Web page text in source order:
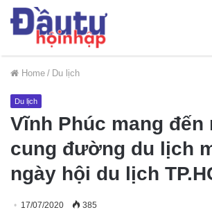
Home / Du lịch
Du lịch
Vĩnh Phúc mang đến
cung đường du lịch
ngày hội du lịch
17/07/2020 385